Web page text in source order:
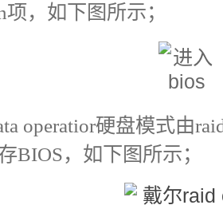
，如下图所示；
operatior硬盘模式由
BIOS，如下图所示；